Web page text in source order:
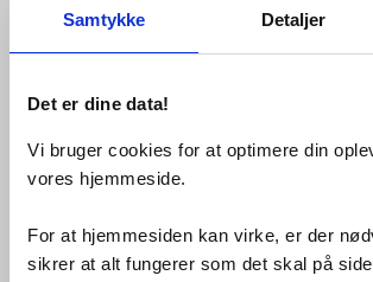
Samtykke Detaljer
Det er dine data!
Vi bruger cookies for at optimere din
vores hjemmeside.
For at hjemmesiden kan virke, er der
sikrer at alt fungerer som det skal på
Standard vandlås med Ø50 mm
afløbsrør, og én tilslutning til
Leveres usamlet.
Bemærk!
Standard tilsluttes afløb med Ø
afløbsrør.